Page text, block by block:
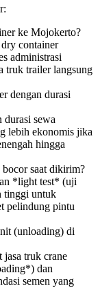
ke Mojokerto?
container
administrasi
truk trailer langsung
dengan durasi
durasi sewa
lebih ekonomis jika
hingga
saat dikirim?
*light test* (uji
tinggi untuk
pelindung pintu
(unloading) di
jasa truk crane
dan
semen yang